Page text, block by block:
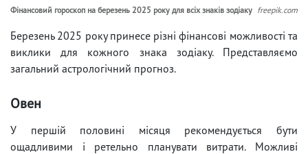
Фінансовий гороскоп на березень 2025 року для всіх знаків зодіаку freepik.com
Березень 2025 року принесе різні фінансові можливості та
виклики для кожного знака зодіаку. Представляємо
загальний астрологічний прогноз.
Овен
У першій половині місяця рекомендується бути
ощадливими і ретельно планувати витрати. Можливі